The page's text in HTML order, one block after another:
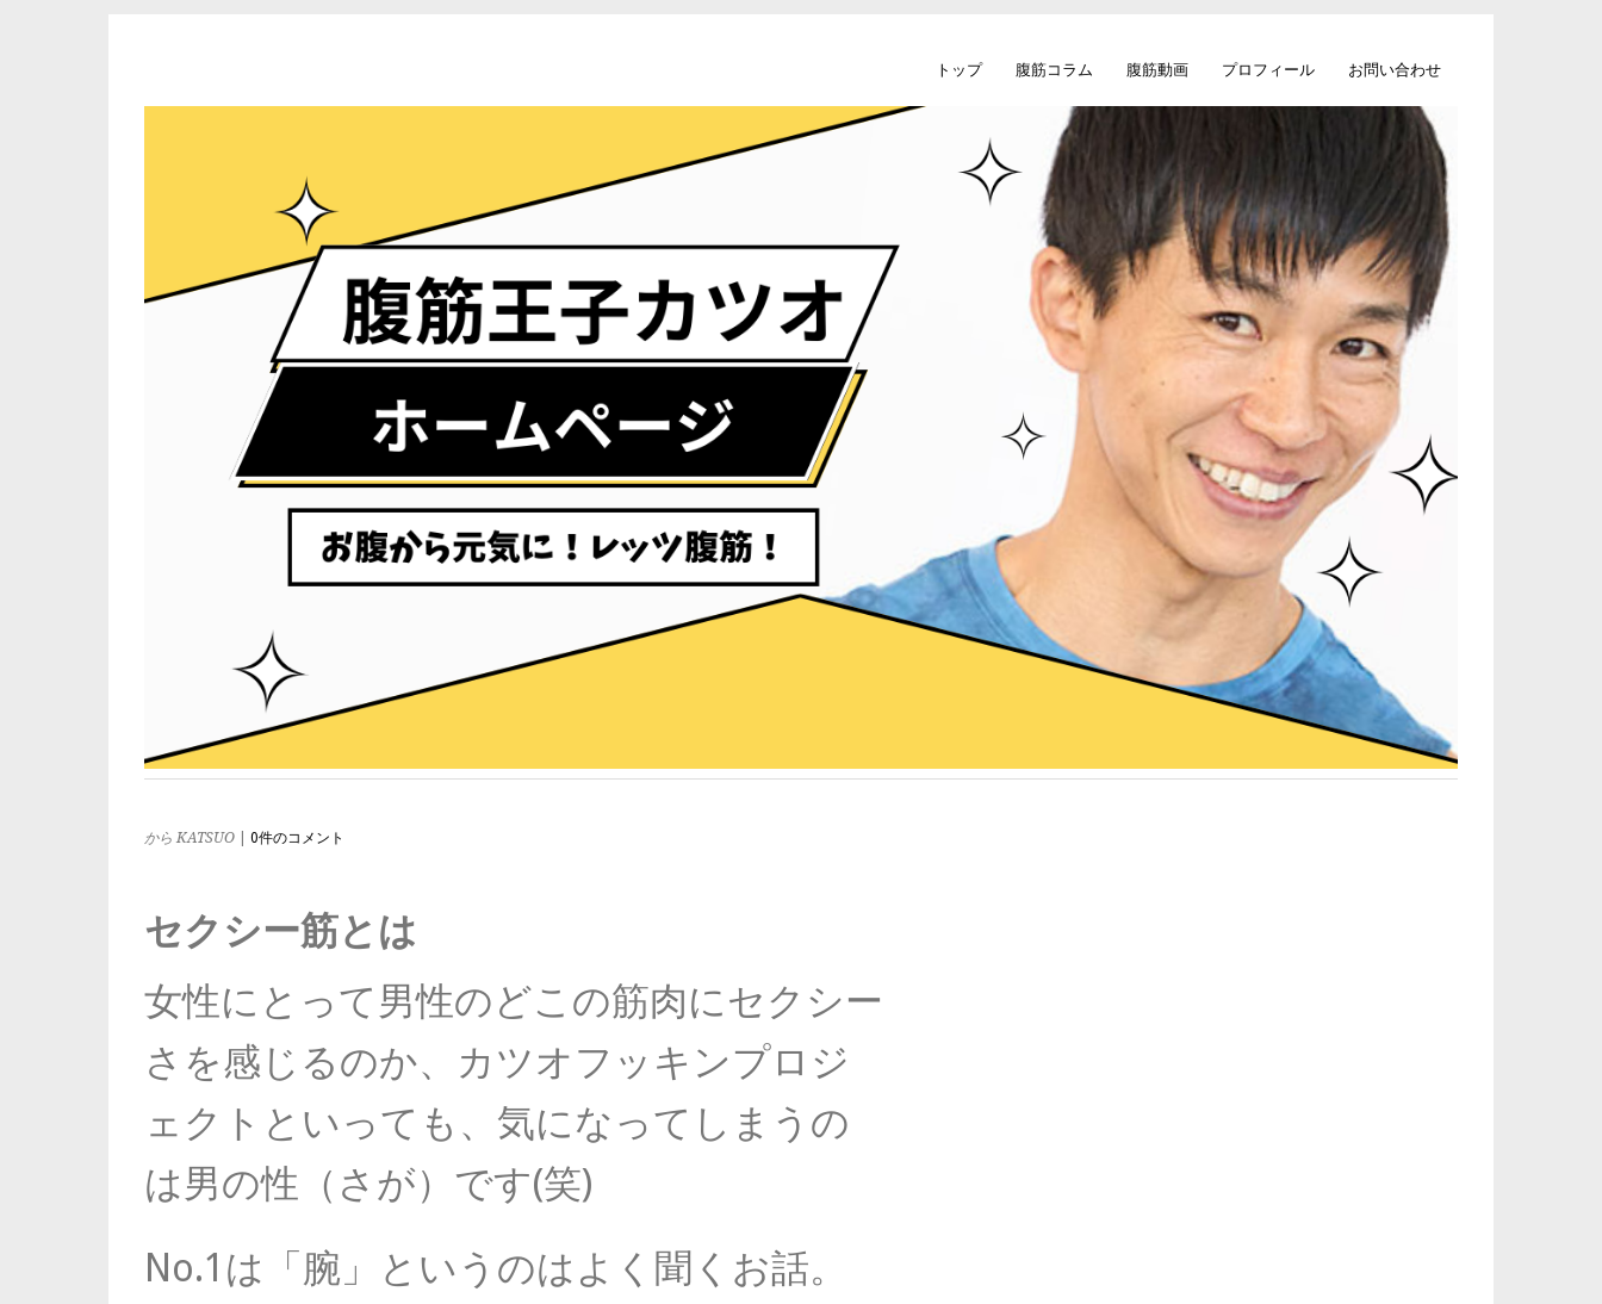
トップ 腹筋コラム 腹筋動画 プロフィール お問い合わせ
から KATSUO 0件のコメント
セクシー筋とは
女性にとって男性のどこの筋肉にセクシー
さを感じるのか、カツオフッキンプロジ
ェクトといっても、気になってしまうの
は男の性（さが）です(笑)
No.1は「腕」というのはよく聞くお話。